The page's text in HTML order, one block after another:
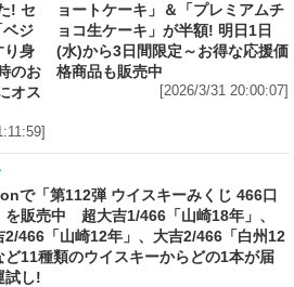
! セ
ベジ
り身
のお
オス
ョートケーキ」＆「プレミアムチ
ョコ生ケーキ」が半額! 明日1日
(水)から3日間限定～お得な応援価
格商品も販売中
[2026/3/31 20:00:07]
で「第112弾 ウイスキーみくじ 466口
を販売中 超大吉1/466「山崎18年」、
2/466「山崎12年」、大吉2/466「白州12
ど11種類のウイスキーからどの1本が届
試し!